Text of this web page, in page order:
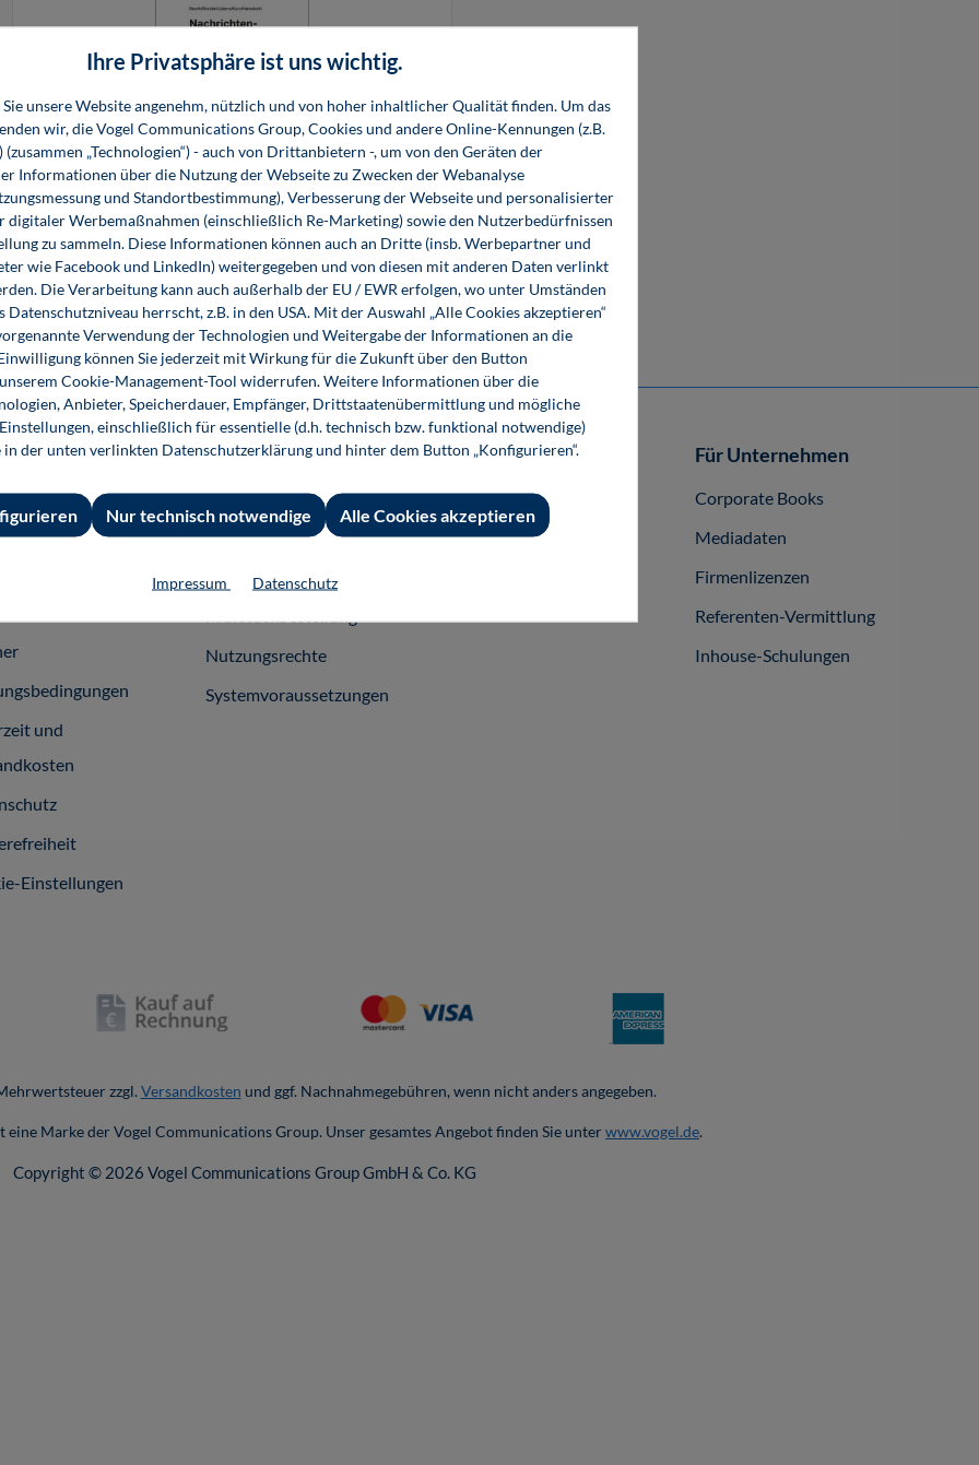
Elektronik 7: Nachrichtentechnik
49,80 €* 49,80 €*
E-Book (PDF)
Elektronik 5: Mikroprozessortechnik (E-
Book)
7,80 €*
37,80 €*
E-Book (PDF)
Informationen
und
Einstellungen
Shop-Service
Ansprechpartner
Support
InfoClick
Nutzungsrechte
Systemvoraussetzungen
Für Autor-/innen
Fachbuch publizieren
Für Unternehmen
Corporate Books
Mediadaten
Firmenlizenzen
Referenten-Vermittlung
Inhouse-Schulungen
zzgl. Versandkosten und ggf. Nachnahmegebühren, wenn nicht anders angegeben.
Marke der Vogel Communications Group. Unser gesamtes Angebot finden Sie unterwww.vogel.de.
Copyright © 2026 Vogel Communications Group GmbH & Co. KG
Ihre Privatsphäre ist uns wichtig.
unsere Website angenehm, nützlich und von hoher inhaltlicher Qualität finden. Um das
wir, die Vogel Communications Group, Cookies und andere Online-Kennungen (z.B.
„Technologien“) - auch von Drittanbietern -, um von den Geräten der
Informationen über die Nutzung der Webseite zu Zwecken der Webanalyse
und Standortbestimmung), Verbesserung der Webseite und personalisierter
digitaler Werbemaßnahmen (einschließlich Re-Marketing) sowie den Nutzerbedürfnissen
zu sammeln. Diese Informationen können auch an Dritte (insb. Werbepartner und
wie Facebook und LinkedIn) weitergegeben und von diesen mit anderen Daten verlinkt
Die Verarbeitung kann auch außerhalb der EU / EWR erfolgen, wo unter Umständen
Datenschutzniveau herrscht, z.B. in den USA. Mit der Auswahl „Alle Cookies akzeptieren“
Verwendung der Technologien und Weitergabe der Informationen an die
können Sie jederzeit mit Wirkung für die Zukunft über den Button
Cookie-Management-Tool widerrufen. Weitere Informationen über die
Anbieter, Speicherdauer, Empfänger, Drittstaatenübermittlung und mögliche
einschließlich für essentielle (d.h. technisch bzw. funktional notwendige)
in der unten verlinkten Datenschutzerklärung und hinter dem Button „Konfigurieren“.
Nur technisch notwendige Alle Cookies akzeptieren
Impressum Datenschutz